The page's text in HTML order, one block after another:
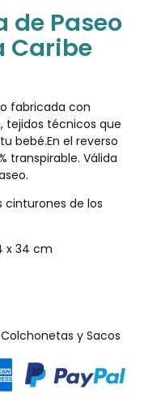
de Paseo
Caribe
fabricada con
tejidos técnicos que
bebé.En el reverso
transpirable. Válida
cinturones de los
x 34 cm
Colchonetas y Sacos